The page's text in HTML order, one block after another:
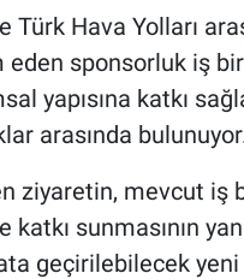
Türk Hava Yolları
eden sponsorluk iş
yapısına katkı
arasında
ziyaretin, mevcut iş
sunmasının
geçirilebilecek